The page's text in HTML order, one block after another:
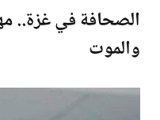
الصحافة في غزة..
والموت